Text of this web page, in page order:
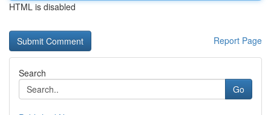
HTML is disabled
Report Page
Search
Go